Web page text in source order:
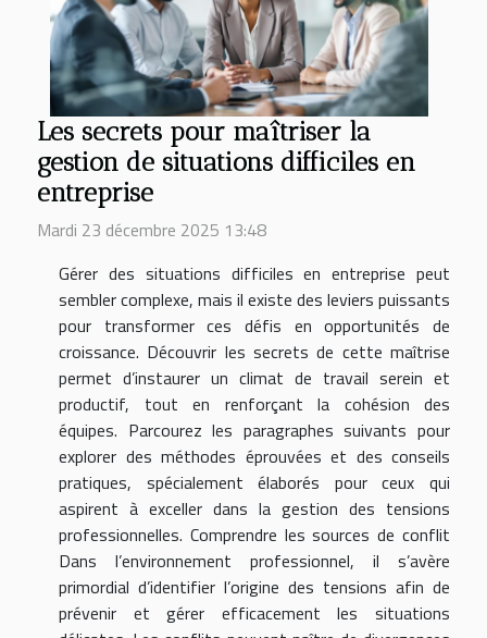
Les secrets pour maîtriser la
gestion de situations difficiles en
entreprise
Mardi 23 décembre 2025 13:48
Gérer des situations difficiles en entreprise peut
sembler complexe, mais il existe des leviers puissants
pour transformer ces défis en opportunités de
croissance. Découvrir les secrets de cette maîtrise
permet d’instaurer un climat de travail serein et
productif, tout en renforçant la cohésion des
équipes. Parcourez les paragraphes suivants pour
explorer des méthodes éprouvées et des conseils
pratiques, spécialement élaborés pour ceux qui
aspirent à exceller dans la gestion des tensions
professionnelles. Comprendre les sources de conflit
Dans l’environnement professionnel, il s’avère
primordial d’identifier l’origine des tensions afin de
prévenir et gérer efficacement les situations